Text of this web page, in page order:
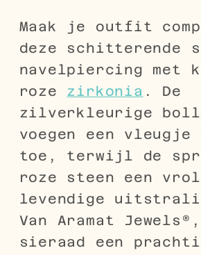
Maak je outfit
deze schitterende
navelpiercing met
roze zirkonia . De
zilverkleurige
voegen een
toe, terwijl de
roze steen een
levendige
Van Aramat
sieraad een